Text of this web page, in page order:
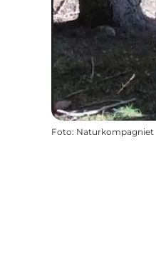
Foto: Naturkompagniet